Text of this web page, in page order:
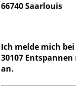
66740 Saarlouis
Ich melde mich
30107
an.